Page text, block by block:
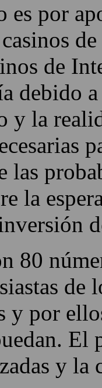
es por
de
debido
y la
las
la
80
de
y por
El
y